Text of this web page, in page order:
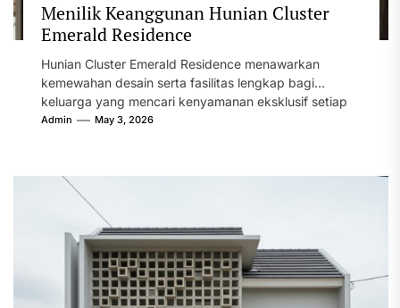
Menilik Keanggunan Hunian Cluster
Emerald Residence
Hunian Cluster Emerald Residence menawarkan
kemewahan desain serta fasilitas lengkap bagi
keluarga yang mencari kenyamanan eksklusif setiap
hari di lingkungan...
Admin May 3, 2026